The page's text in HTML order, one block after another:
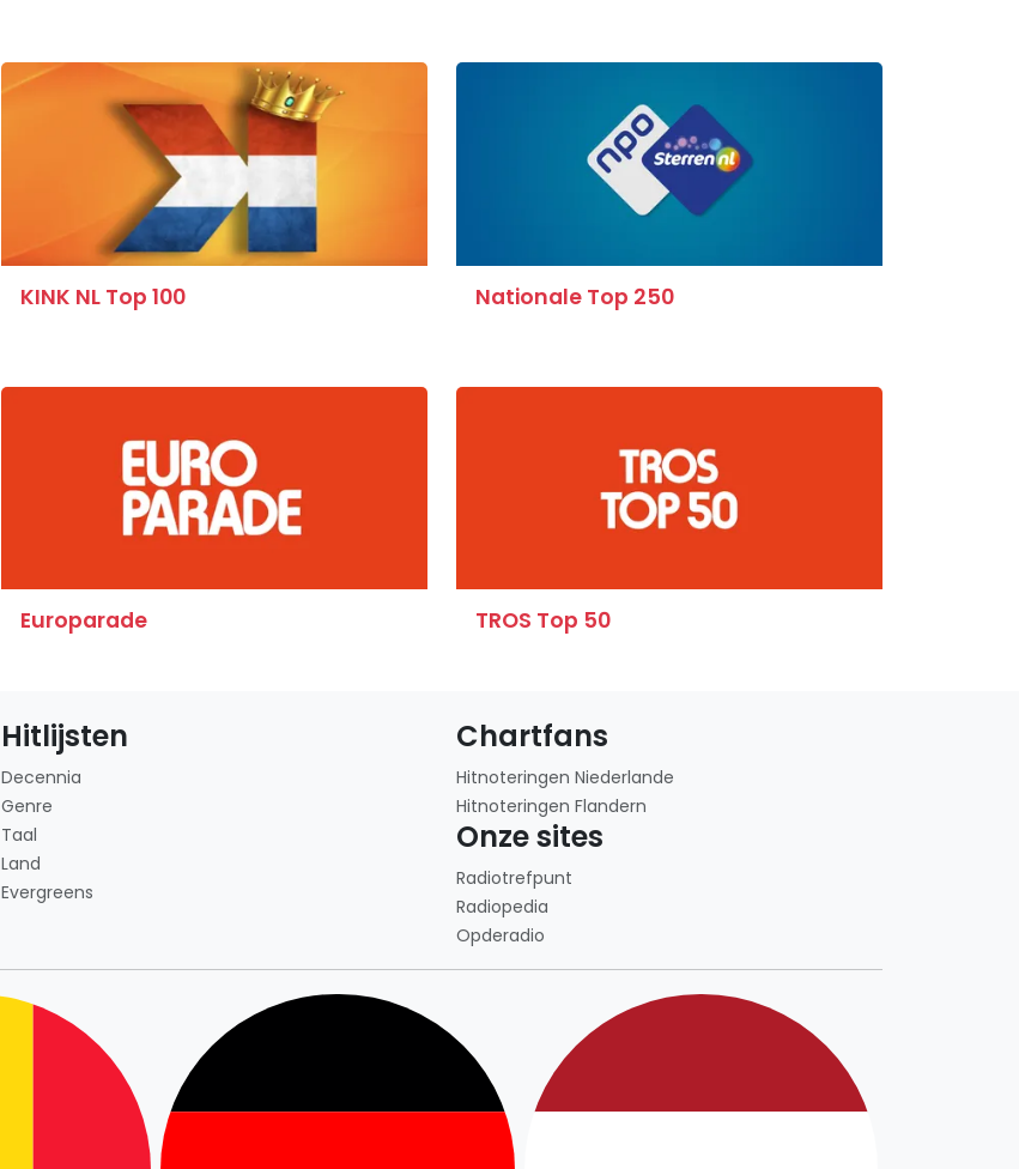
KINK NL Top 100 Nationale Top 250
Europarade TROS Top 50
Hitlijsten
Decennia
Genre
Taal
Land
Evergreens
Chartfans
Hitnoteringen Niederlande
Hitnoteringen Flandern
Onze sites
Radiotrefpunt
Radiopedia
Opderadio